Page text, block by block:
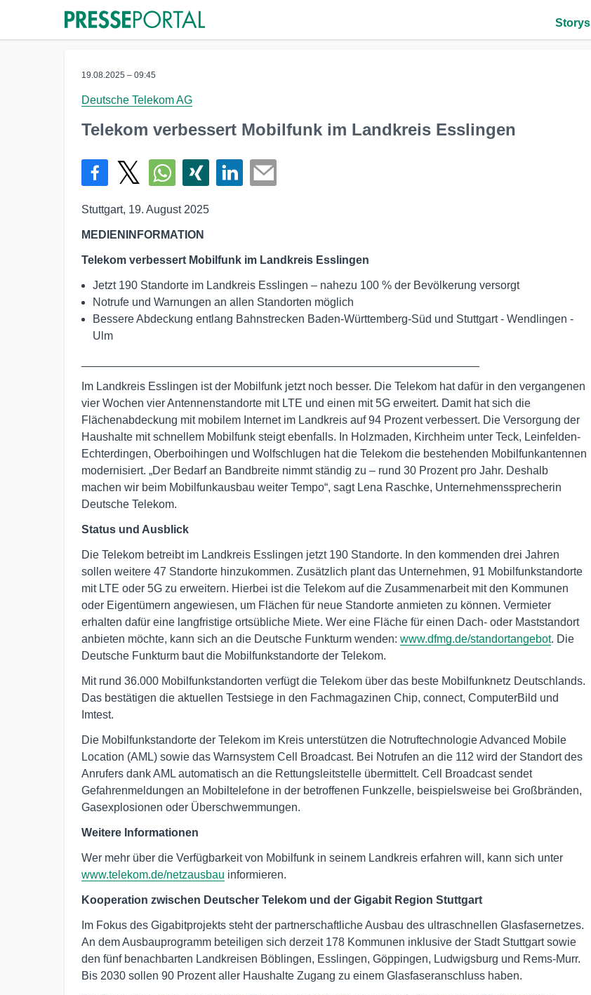
Storys
19.08.2025 – 09:45
Deutsche Telekom AG
Telekom verbessert Mobilfunk im Landkreis Esslingen
Stuttgart, 19. August 2025
MEDIENINFORMATION
Telekom verbessert Mobilfunk im Landkreis Esslingen
Jetzt 190 Standorte im Landkreis Esslingen – nahezu 100 % der Bevölkerung versorgt
Notrufe und Warnungen an allen Standorten möglich
Bessere Abdeckung entlang Bahnstrecken Baden-Württemberg-Süd und Stuttgart - Wendlingen -
Ulm
Im Landkreis Esslingen ist der Mobilfunk jetzt noch besser. Die Telekom hat dafür in den vergangenen
vier Wochen vier Antennenstandorte mit LTE und einen mit 5G erweitert. Damit hat sich die
Flächenabdeckung mit mobilem Internet im Landkreis auf 94 Prozent verbessert. Die Versorgung der
Haushalte mit schnellem Mobilfunk steigt ebenfalls. In Holzmaden, Kirchheim unter Teck, Leinfelden-
Echterdingen, Oberboihingen und Wolfschlugen hat die Telekom die bestehenden Mobilfunkantennen
modernisiert. „Der Bedarf an Bandbreite nimmt ständig zu – rund 30 Prozent pro Jahr. Deshalb
machen wir beim Mobilfunkausbau weiter Tempo“, sagt Lena Raschke, Unternehmenssprecherin
Deutsche Telekom.
Status und Ausblick
Die Telekom betreibt im Landkreis Esslingen jetzt 190 Standorte. In den kommenden drei Jahren
sollen weitere 47 Standorte hinzukommen. Zusätzlich plant das Unternehmen, 91 Mobilfunkstandorte
mit LTE oder 5G zu erweitern. Hierbei ist die Telekom auf die Zusammenarbeit mit den Kommunen
oder Eigentümern angewiesen, um Flächen für neue Standorte anmieten zu können. Vermieter
erhalten dafür eine langfristige ortsübliche Miete. Wer eine Fläche für einen Dach- oder Maststandort
anbieten möchte, kann sich an die Deutsche Funkturm wenden: www.dfmg.de/standortangebot. Die
Deutsche Funkturm baut die Mobilfunkstandorte der Telekom.
Mit rund 36.000 Mobilfunkstandorten verfügt die Telekom über das beste Mobilfunknetz Deutschlands.
Das bestätigen die aktuellen Testsiege in den Fachmagazinen Chip, connect, ComputerBild und
Imtest.
Die Mobilfunkstandorte der Telekom im Kreis unterstützen die Notruftechnologie Advanced Mobile
Location (AML) sowie das Warnsystem Cell Broadcast. Bei Notrufen an die 112 wird der Standort des
Anrufers dank AML automatisch an die Rettungsleitstelle übermittelt. Cell Broadcast sendet
Gefahrenmeldungen an Mobiltelefone in der betroffenen Funkzelle, beispielsweise bei Großbränden,
Gasexplosionen oder Überschwemmungen.
Weitere Informationen
Wer mehr über die Verfügbarkeit von Mobilfunk in seinem Landkreis erfahren will, kann sich unter
www.telekom.de/netzausbau informieren.
Kooperation zwischen Deutscher Telekom und der Gigabit Region Stuttgart
Im Fokus des Gigabitprojekts steht der partnerschaftliche Ausbau des ultraschnellen Glasfasernetzes.
An dem Ausbauprogramm beteiligen sich derzeit 178 Kommunen inklusive der Stadt Stuttgart sowie
den fünf benachbarten Landkreisen Böblingen, Esslingen, Göppingen, Ludwigsburg und Rems-Murr.
Bis 2030 sollen 90 Prozent aller Haushalte Zugang zu einem Glasfaseranschluss haben.